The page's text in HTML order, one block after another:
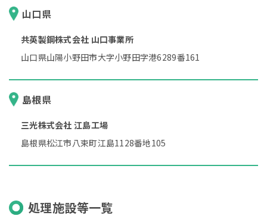
山口県
共英製鋼株式会社 山口事業所
山口県山陽小野田市大字小野田字港6289番161
島根県
三光株式会社 江島工場
島根県松江市八束町江島1128番地105
処理施設等一覧